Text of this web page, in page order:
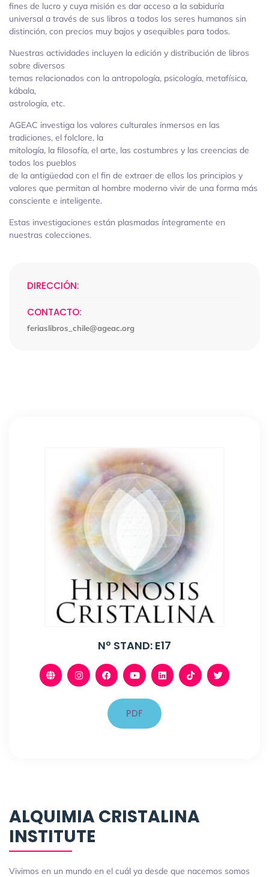
fines de lucro y cuya misión es dar acceso a la sabiduría
universal a través de sus libros a todos los seres humanos sin
distinción, con precios muy bajos y asequibles para todos.
Nuestras actividades incluyen la edición y distribución de libros
sobre diversos
temas relacionados con la antropología, psicología, metafísica,
kábala,
astrología, etc.
AGEAC investiga los valores culturales inmersos en las
tradiciones, el folclore, la
mitología, la filosofía, el arte, las costumbres y las creencias de
todos los pueblos
de la antigüedad con el fin de extraer de ellos los principios y
valores que permitan al hombre moderno vivir de una forma más
consciente e inteligente.
Estas investigaciones están plasmadas íntegramente en
nuestras colecciones.
DIRECCIÓN:
CONTACTO:
feriaslibros_chile@ageac.org
Nº STAND: E17
PDF
ALQUIMIA CRISTALINA
INSTITUTE
Vivimos en un mundo en el cuál ya desde que nacemos somos